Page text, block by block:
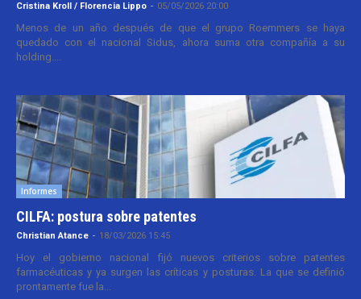
Cristina Kroll / Florencia Lippo - 05/05/2026 20:00
Menos de un año después de que el grupo Roemmers se haya
quedado con el nacional Sidus, ahora suma otra compañía a su
holding....
Informes
CILFA: postura sobre patentes
Christian Atance - 18/03/2026 15:45
Hoy el gobierno nacional fijó nuevos criterios sobre patentes
farmacéuticas y ya surgen las críticas y posturas. La que se definió
prontamente fue la...